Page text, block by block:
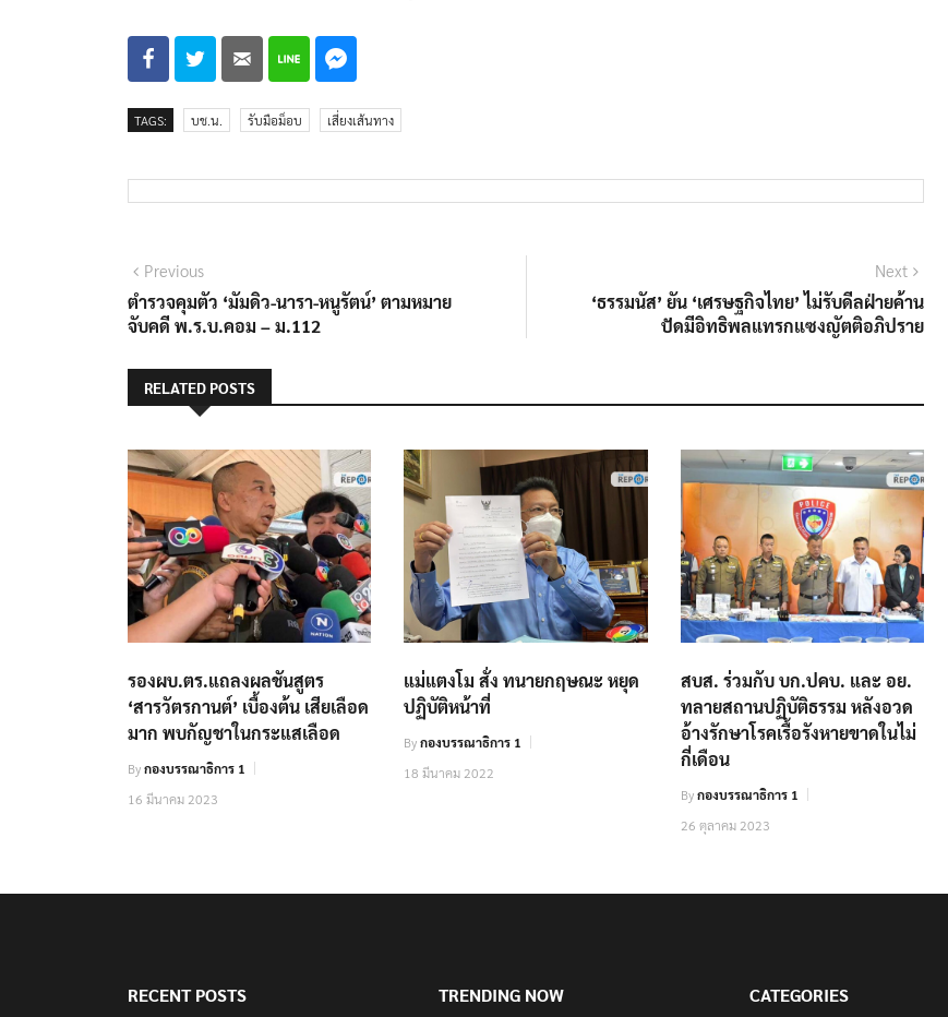
TAGS: บช.น. รับมือม็อบ เสี่ยงเส้นทาง
แนะแนว
เรื่อง
PreviousPrevious
post:
ตำรวจคุมตัว ‘มัมดิว-นารา-หนูรัตน์’ ตามหมาย
จับคดี พ.ร.บ.คอม – ม.112
Next
post:
‘ธรรมนัส’ ยัน ‘เศรษฐกิจไทย’ ไม่รับดีลฝ่ายค้าน
ปัดมีอิทธิพลแทรกแซงญัตติอภิปราย
RELATED POSTS
รองผบ.ตร.แถลงผลชันสูตร
‘สารวัตรกานต์’ เบื้องต้น เสียเลือด
มาก พบกัญชาในกระแสเลือด
Byกองบรรณาธิการ 1
16 มีนาคม 2023
แม่แตงโม สั่ง ทนายกฤษณะ หยุด
ปฏิบัติหน้าที่
Byกองบรรณาธิการ 1
18 มีนาคม 2022
สบส. ร่วมกับ บก.ปคบ. และ อย.
ทลายสถานปฏิบัติธรรม หลังอวด
อ้างรักษาโรคเรื้อรังหายขาดในไม่
กี่เดือน
Byกองบรรณาธิการ 1
26 ตุลาคม 2023
RECENT POSTS TRENDING NOW CATEGORIES